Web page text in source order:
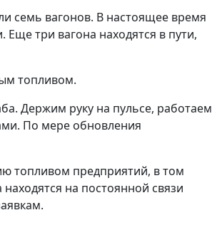
семь вагонов. В настоящее время
Еще три вагона находятся в пути,
топливом.
Держим руку на пульсе, работаем
По мере обновления
топливом предприятий, в том
на постоянной связи